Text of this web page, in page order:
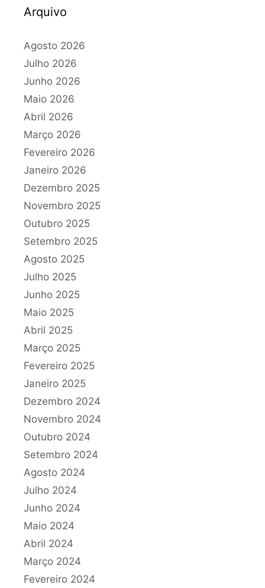
Arquivo
Agosto 2026
Julho 2026
Junho 2026
Maio 2026
Abril 2026
Março 2026
Fevereiro 2026
Janeiro 2026
Dezembro 2025
Novembro 2025
Outubro 2025
Setembro 2025
Agosto 2025
Julho 2025
Junho 2025
Maio 2025
Abril 2025
Março 2025
Fevereiro 2025
Janeiro 2025
Dezembro 2024
Novembro 2024
Outubro 2024
Setembro 2024
Agosto 2024
Julho 2024
Junho 2024
Maio 2024
Abril 2024
Março 2024
Fevereiro 2024